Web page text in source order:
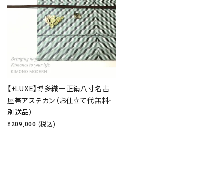
【+LUXE】博多織ー正絹八寸名古
屋帯アステカン（お仕立て代無料・
別送品）
¥209,000 (税込)